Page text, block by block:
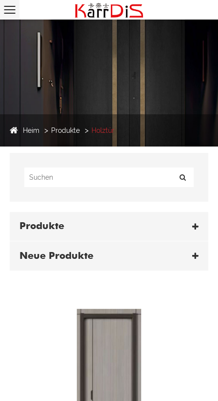
Heim Produkte Holztür
Produkte
Neue Produkte